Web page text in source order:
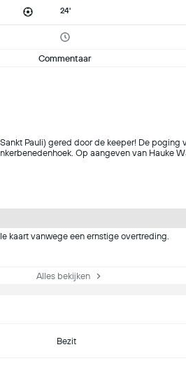
24'
Commentaar
Pauli) gered door de keeper! De poging
Op aangeven van Hauke
kaart vanwege een ernstige overtreding.
Alles bekijken
Bezit